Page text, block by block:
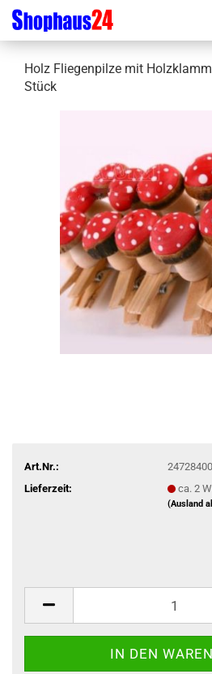
Holz Fliegenpilze mit
Stück
Art.Nr.:
Lieferzeit:
ca. 2
(Ausland